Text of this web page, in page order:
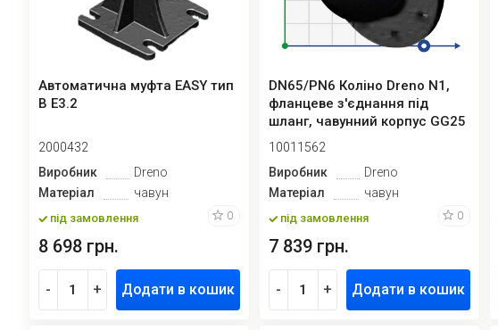
Автоматична муфта EASY тип
В E3.2
2000432
Виробник
Dreno
Матеріал
чавун
під замовлення 0
8 698 грн.
- + Додати в кошик
DN65/PN6 Коліно Dreno N1,
фланцеве з'єднання під
шланг, чавунний корпус GG25
10011562
Виробник
Dreno
Матеріал
чавун
під замовлення 0
7 839 грн.
- + Додати в кошик